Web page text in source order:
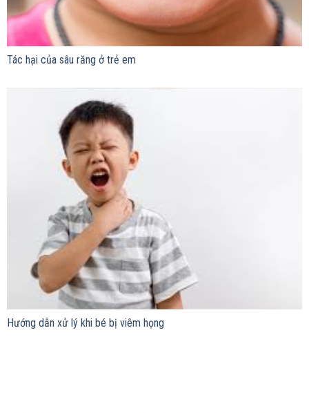
Tác hại của sâu răng ở trẻ em
Hướng dẫn xử lý khi bé bị viêm họng